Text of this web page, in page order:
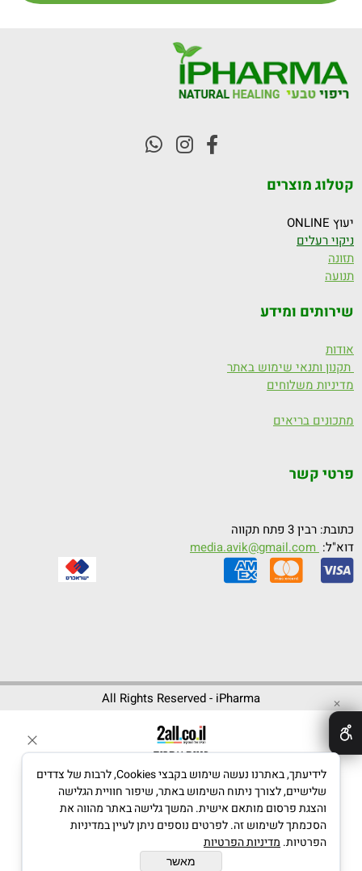
קטלוג מוצרים
יעוץ ONLINE
ניקוי רעלים
תזונה
תנועה
שירותים ומידע
אודות
תקנון ותנאי שימוש באתר
מדיניות משלוחים
מתכונים בריאים
פרטי קשר
כתובת: רבין 3 פתח תקווה
דוא"ל:
All Rights Reserved - iPharma
בניית אתרים
✕
לידיעתך, באתרנו נעשה שימוש בקבצי Cookies, לרבות של צדדים
שלישיים, לצורך ניתוח השימוש באתר, שיפור חוויית הגלישה
והצגת פרסום מותאם אישית. המשך גלישה באתר מהווה את
הסכמתך לשימוש זה. לפרטים נוספים ניתן לעיין במדיניות
הפרטיות. מדיניות הפרטיות
מאשר